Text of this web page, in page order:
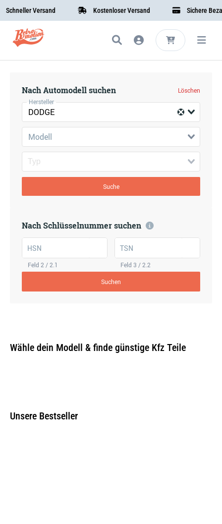
Versand Kostenloser Versand Sichere
Nach Automodell suchen
Löschen
Hersteller
DODGE
Modell
Suche
Nach Schlüsselnummer suchen
HSN
Feld 2 / 2.1
TSN
Feld 3 / 2.2
Suchen
Wähle dein Modell & finde günstige Kfz Teile
Unsere Bestseller